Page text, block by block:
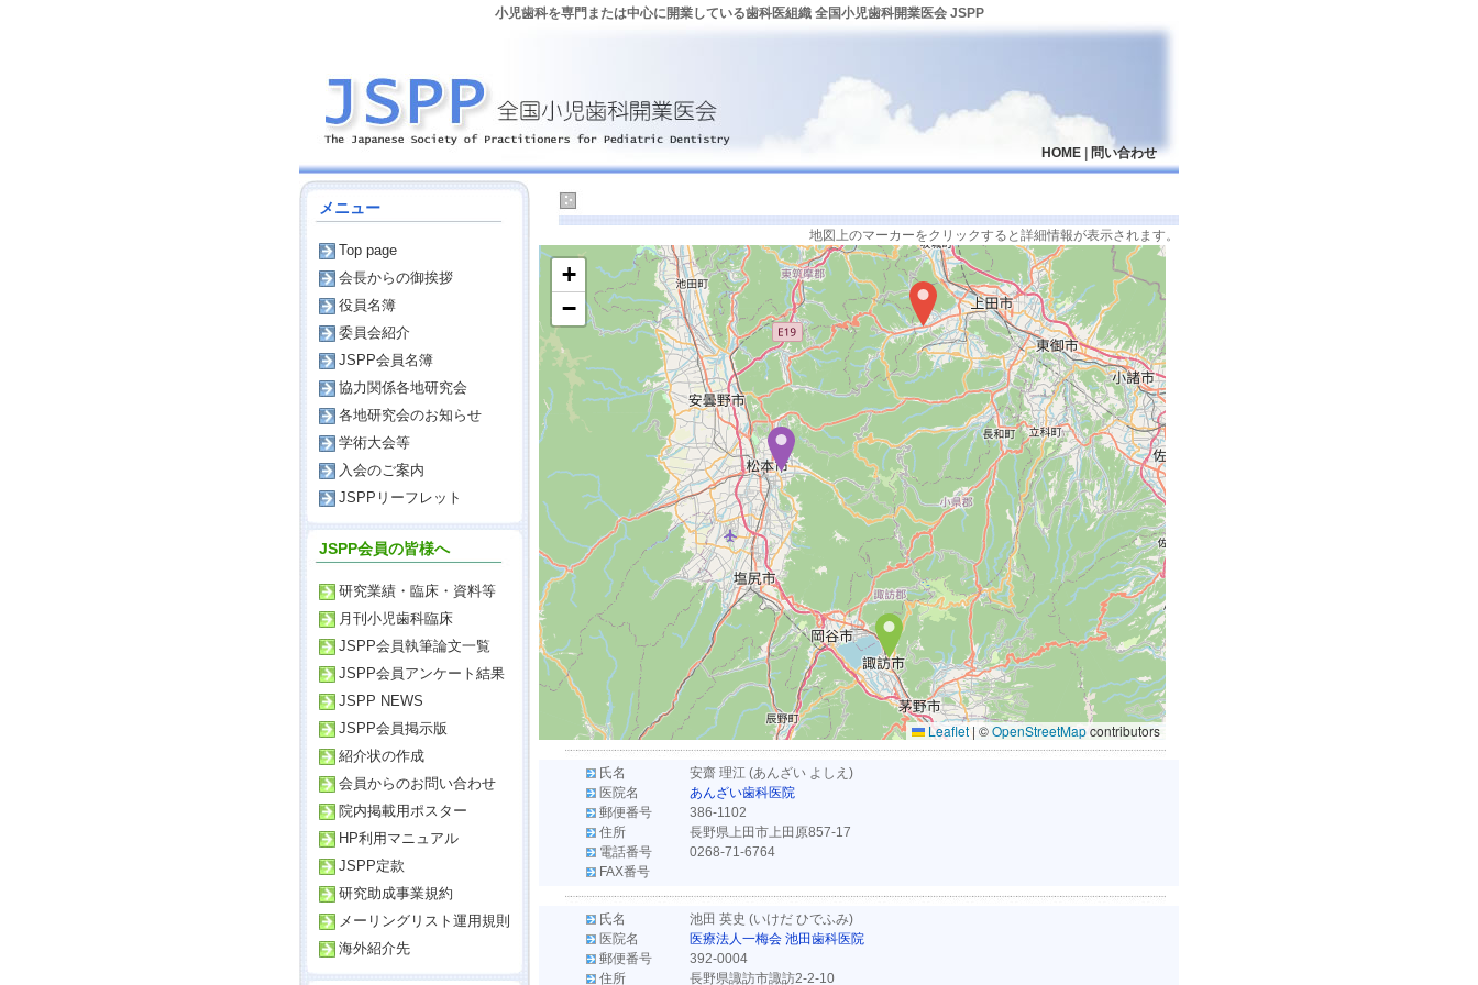
小児歯科を専門または中心に開業している歯科医組織 全国小児歯科開業医会 JSPP
HOME 問い合わせ
メニュー
Top page
会長からの御挨拶
役員名簿
委員会紹介
JSPP会員名簿
協力関係各地研究会
各地研究会のお知らせ
学術大会等
入会のご案内
JSPPリーフレット
JSPP会員の皆様へ
研究業績・臨床・資料等
月刊小児歯科臨床
JSPP会員執筆論文一覧
JSPP会員アンケート結果
JSPP NEWS
JSPP会員掲示版
紹介状の作成
会員からのお問い合わせ
院内掲載用ポスター
HP利用マニュアル
JSPP定款
研究助成事業規約
メーリングリスト運用規則
海外紹介先
地図上のマーカーをクリックすると詳細情報が表示されます。
+
−
Leaflet| ©OpenStreetMapcontributors
氏名
安齋 理江 (あんざい よしえ)
医院名
あんざい歯科医院
郵便番号
386-1102
住所
長野県上田市上田原857-17
電話番号
0268-71-6764
FAX番号
氏名
池田 英史 (いけだ ひでふみ)
医院名
医療法人一梅会 池田歯科医院
郵便番号
392-0004
住所
長野県諏訪市諏訪2-2-10